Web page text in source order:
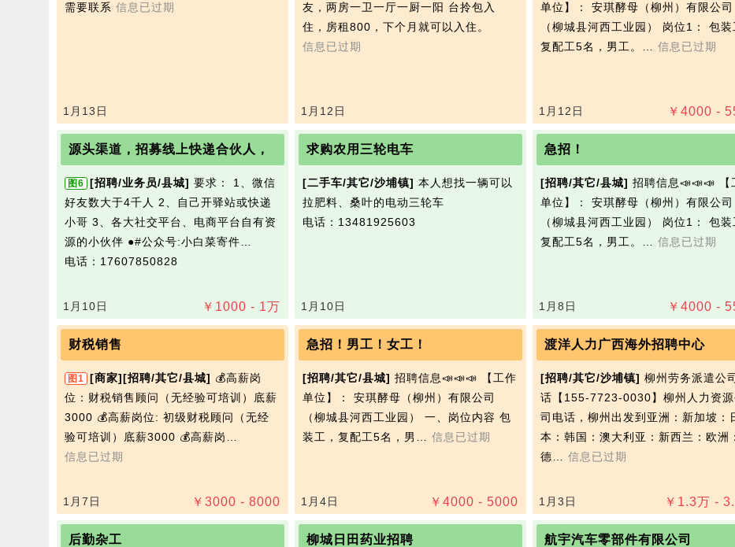
需要联系 信息已过期
1月13日
友，两房一卫一厅一厨一阳 台拎包入
住，房租800，下个月就可以入住。
信息已过期
1月12日
单位】： 安琪‭酵母（柳州）有限公司
（柳城县河西工业园） 岗位1： 包装
复配工5名，男工。… 信息已过期
￥ 4000 -
1月12日
源头渠道，招募线上快递合伙人，
图6 [招聘/业务员/县城] 要求： 1、微信
好友数大于4千人 2、自己开驿站或快递
小哥 3、各大社交平台、电商平台自有资
源的小伙伴 ●#公众号:小白菜寄件…
电话：17607850828
￥ 1000 - 1万
1月10日
求购农用三轮电车
[二手车/其它/沙埔镇] 本人想找一辆可以
拉肥料、桑叶的电动三轮车
电话：13481925603
1月10日
急招！
[招聘/其它/县城] 招聘信息📣📣📣 【
单位】： 安琪‭酵母（柳州）有限公司
（柳城县河西工业园） 岗位1： 包装
复配工5名，男工。… 信息已过期
￥ 4000 -
1月8日
财税销售
图1 [商家][招聘/其它/县城] 💰‌高薪岗
位‌：财税销售顾问（无经验可培训）底薪
3000 💰高薪岗位: 初级财税顾问（无经
验可培训）底薪3000 💰高薪岗…
信息已过期
￥ 3000 - 8000
1月7日
急招！男工！女工！
[招聘/其它/县城] 招聘信息📣📣📣 【工作
单位】： 安琪‭酵母（柳州）有限公司
（柳城县河西工业园） 一、岗位内容 包
装工，复配工5名，男… 信息已过期
￥ 4000 - 5000
1月4日
渡洋人力广西海外招聘中心
[招聘/其它/沙埔镇] 柳州劳务派遣公
话【155-7723-0030】柳州人力资
司电话，柳州出发到亚洲：新加坡：
本：韩国：澳大利亚：新西兰：欧洲：
德… 信息已过期
￥ 1.3万 -
1月3日
后勤杂工 柳城日田药业招聘 航宇汽车零部件有限公司